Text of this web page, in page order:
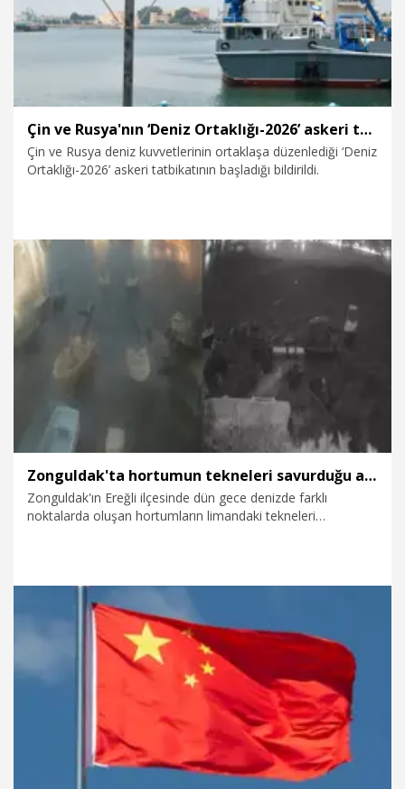
Çin ve Rusya'nın ‘Deniz Ortaklığı-2026’ askeri tatbikatı başladı
Çin ve Rusya deniz kuvvetlerinin ortaklaşa düzenlediği ‘Deniz
Ortaklığı-2026’ askeri tatbikatının başladığı bildirildi.
6.07.2026
Zonguldak'ta hortumun tekneleri savurduğu anlar kamerada
Zonguldak'ın Ereğli ilçesinde dün gece denizde farklı
noktalarda oluşan hortumların limandaki tekneleri
Gündem